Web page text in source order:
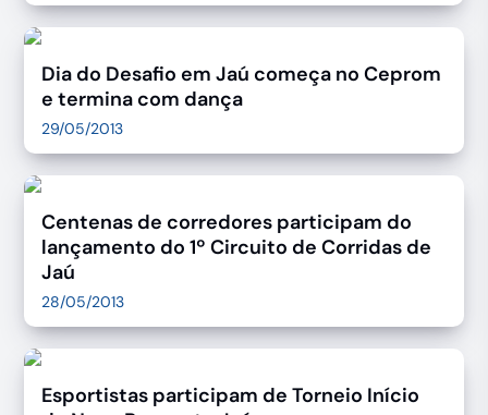
Dia do Desafio em Jaú começa no Ceprom
e termina com dança
29/05/2013
Centenas de corredores participam do
lançamento do 1º Circuito de Corridas de
Jaú
28/05/2013
Esportistas participam de Torneio Início